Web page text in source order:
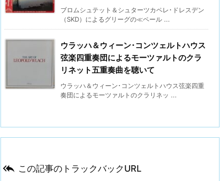
ブロムシュテット＆シュターツカペレ･ドレスデン
（SKD）によるグリーグの≪ペール ...
ウラッハ＆ウィーン･コンツェルトハウス
弦楽四重奏団によるモーツァルトのクラ
リネット五重奏曲を聴いて
ウラッハ＆ウィーン･コンツェルトハウス弦楽四重
奏団によるモーツァルトのクラリネッ ...
 この記事のトラックバックURL